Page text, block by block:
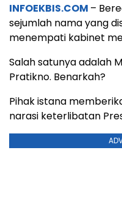
INFOEKBIS.COM –
sejumlah nama yang
menempati kabinet
Salah satunya adalah
Pratikno. Benarkah?
Pihak istana
narasi keterlibatan